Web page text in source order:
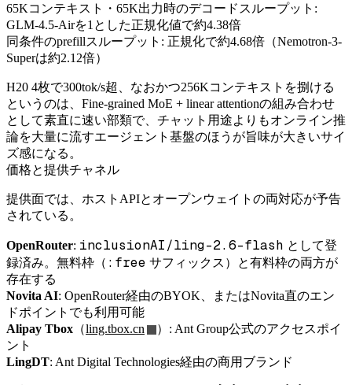
65Kコンテキスト・65K出力時のデコードスループット:
GLM-4.5-Airを1とした正規化値で約4.38倍
同条件のprefillスループット: 正規化で約4.68倍（Nemotron-3-
Superは約2.12倍）
H20 4枚で300tok/s超、なおかつ256Kコンテキストを捌ける
というのは、Fine-grained MoE + linear attentionの組み合わせ
として素直に速い部類で、チャット用途よりもオンライン推
論を大量に流すエージェント基盤のほうが旨味が大きいサイ
ズ感になる。
価格と提供チャネル
提供面では、ホストAPIとオープンウェイトの両対応が予告
されている。
OpenRouter: inclusionAI/ling-2.6-flash として登
録済み。無料枠（ :free サフィックス）と有料枠の両方が
存在する
Novita AI: OpenRouter経由のBYOK、またはNovita直のエン
ドポイントでも利用可能
Alipay Tbox （ling.tbox.cn
）: Ant Group公式のアクセスポイ
ント
LingDT: Ant Digital Technologies経由の商用ブランド